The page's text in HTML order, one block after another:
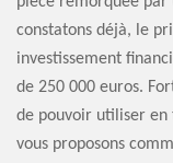
constatons déjà, le
investissement
de 250 000 euros.
de pouvoir utiliser en
vous proposons